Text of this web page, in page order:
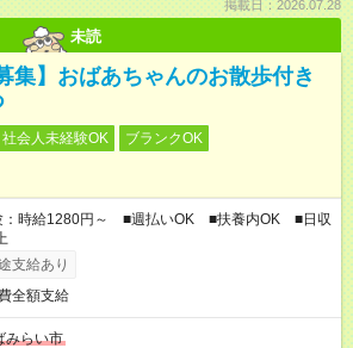
掲載日：2026.07.28
未読
集】おばあちゃんのお散歩付き
社会人未経験OK
ブランクOK
：時給1280円～ ■週払いOK ■扶養内OK ■日収
支給あり
全額支給
みらい市